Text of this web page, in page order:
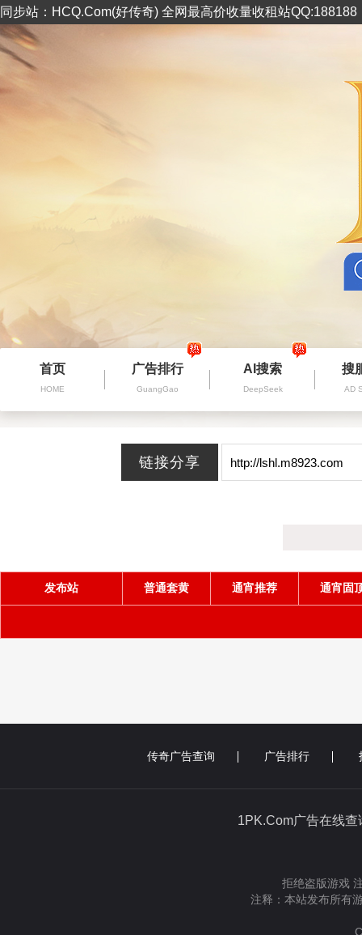
同步站：HCQ.Com(好传奇) 全网最高价收量收租站
首页
HOME
广告排行
GuangGao
AI搜索
DeepSeek
搜
AD
发布站 普通套黄 通宵推荐 通宵固
传奇广告查询 广告排行
1PK.Com广告在
拒绝盗版游戏
注释：本站发布所有